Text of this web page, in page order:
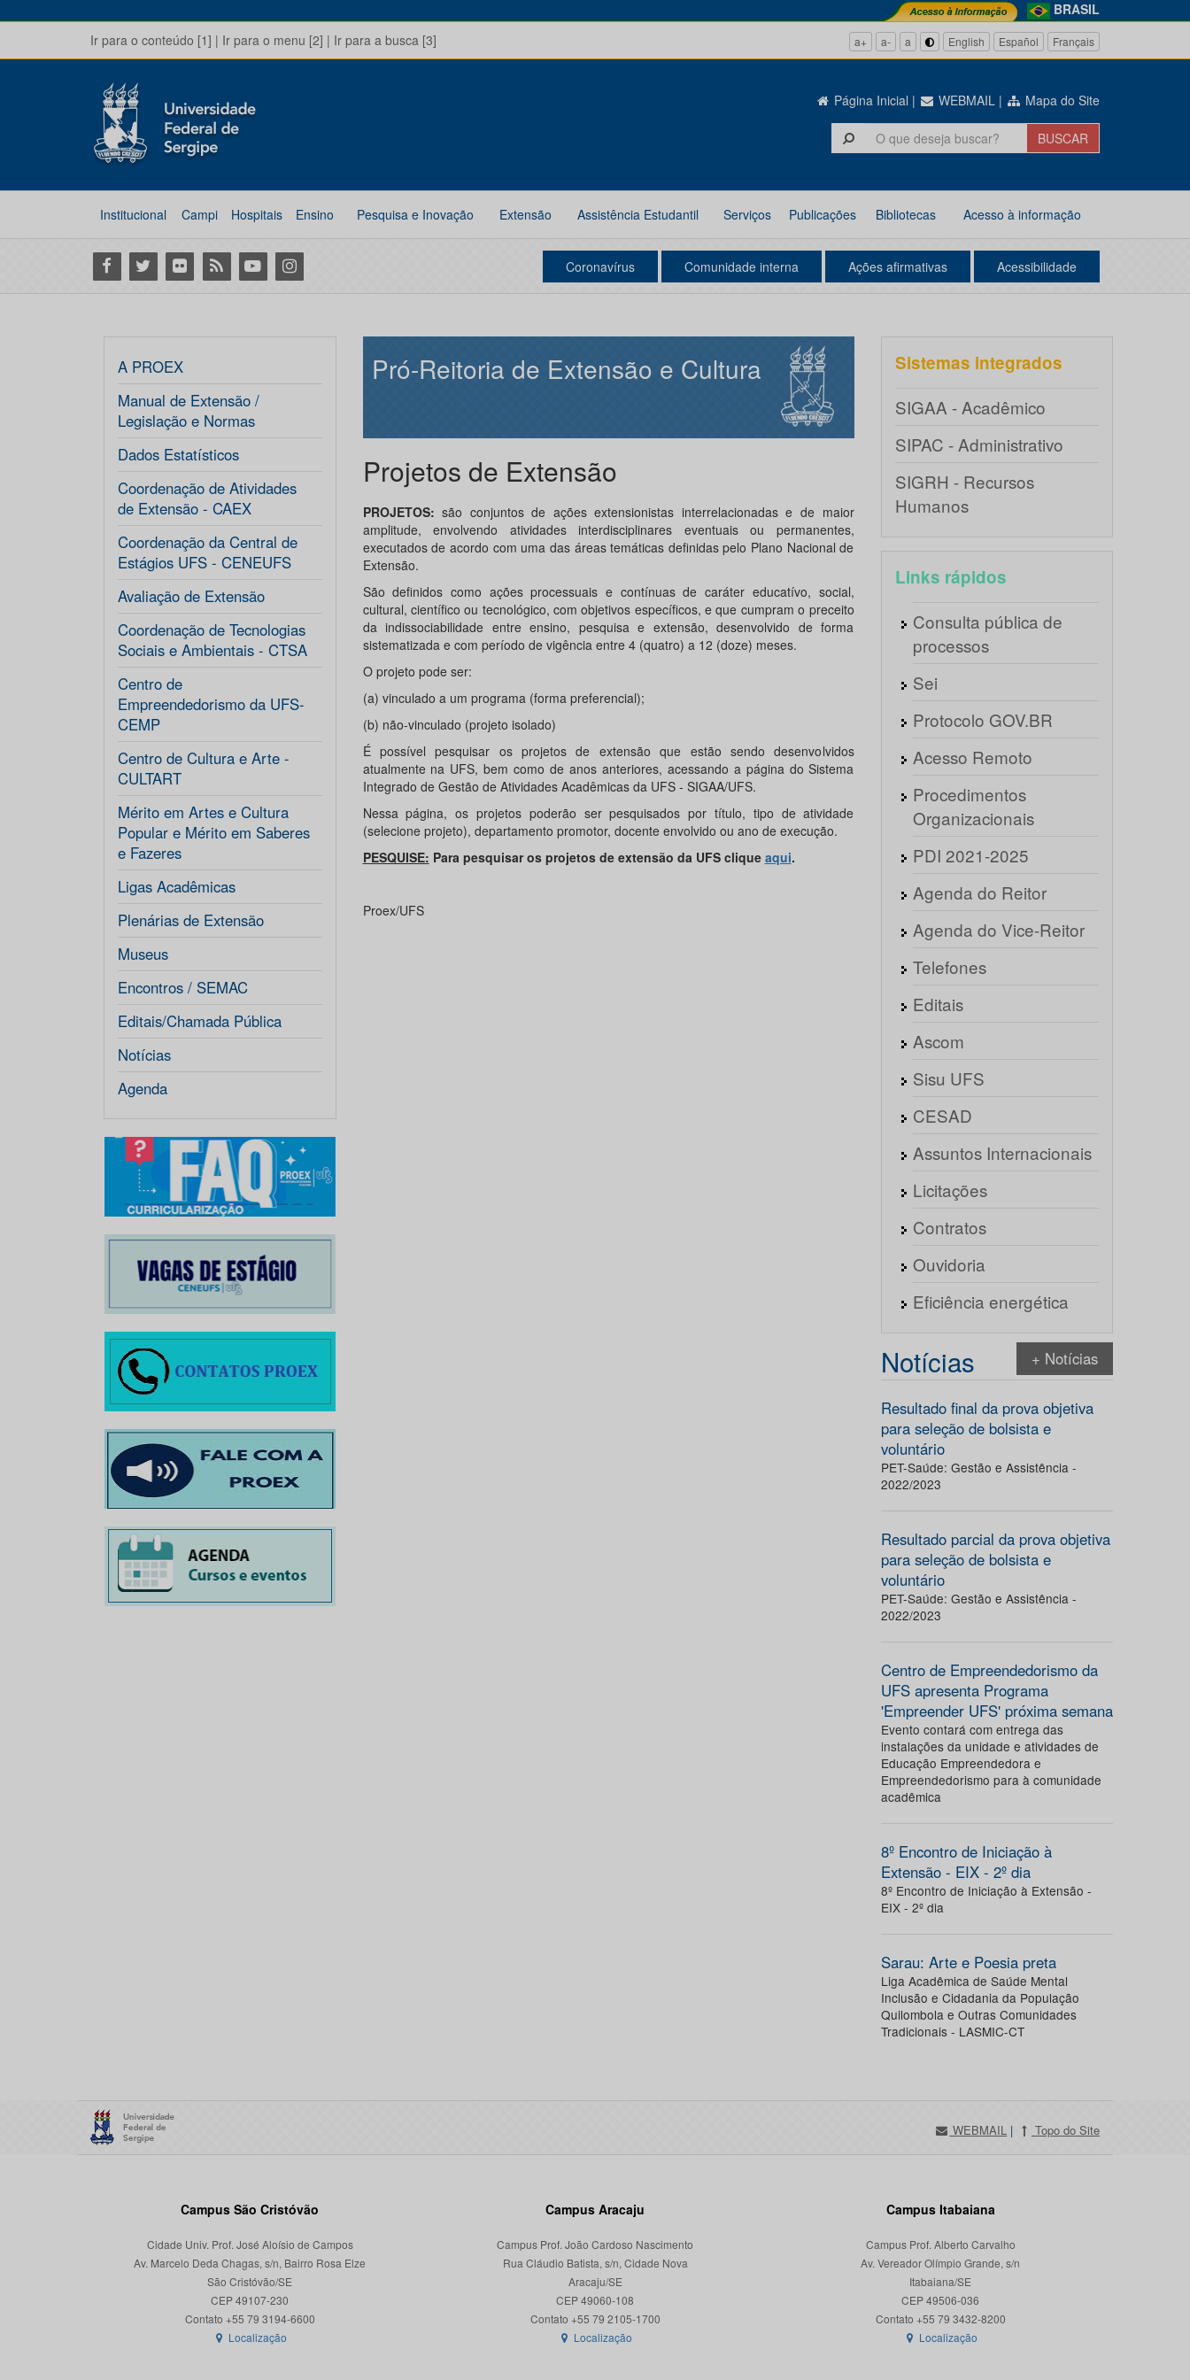
BRASIL
Ir para o conteúdo [1] | Ir para o menu [2] | Ir para a busca [3] a+ a- a English Español Français
Página Inicial | WEBMAIL | Mapa do Site
Institucional Campi Hospitais Ensino Pesquisa e Inovação Extensão Assistência Estudantil Serviços Publicações Bibliotecas Acesso à informação
Facebook
Twitter Flickr RSS YoutubeInstagram Coronavírus Comunidade interna Ações afirmativas Acessibilidade
A PROEX
Manual de Extensão /
Legislação e Normas
Dados Estatísticos
Coordenação de Atividades
de Extensão - CAEX
Coordenação da Central de
Estágios UFS - CENEUFS
Avaliação de Extensão
Coordenação de Tecnologias
Sociais e Ambientais - CTSA
Centro de
Empreendedorismo da UFS-
CEMP
Centro de Cultura e Arte -
CULTART
Mérito em Artes e Cultura
Popular e Mérito em Saberes
e Fazeres
Ligas Acadêmicas
Plenárias de Extensão
Museus
Encontros / SEMAC
Editais/Chamada Pública
Notícias
Agenda
Pró-Reitoria de Extensão e Cultura
Projetos de Extensão
PROJETOS:são conjuntos de ações extensionistas interrelacionadas e de maior
amplitude, envolvendo atividades interdisciplinares eventuais ou permanentes,
executados de acordo com uma das áreas temáticas definidas pelo Plano Nacional de
Extensão.
São definidos como ações processuais e contínuas de caráter educatívo, social,
cultural, científico ou tecnológico, com objetivos específicos, e que cumpram o preceito
da indissociabilidade entre ensino, pesquisa e extensão, desenvolvido de forma
sistematizada e com período de vigência entre 4 (quatro) a 12 (doze) meses.
O projeto pode ser:
(a) vinculado a um programa (forma preferencial);
(b) não-vinculado (projeto isolado)
É possível pesquisar os projetos de extensão que estão sendo desenvolvidos
atualmente na UFS, bem como de anos anteriores, acessando a página do Sistema
Integrado de Gestão de Atividades Acadêmicas da UFS - SIGAA/UFS.
Nessa página, os projetos poderão ser pesquisados por título, tipo de atividade
(selecione projeto), departamento promotor, docente envolvido ou ano de execução.
PESQUISE: Para pesquisar os projetos de extensão da UFS clique aqui.
Proex/UFS
Sistemas integrados
SIGAA - Acadêmico
SIPAC - Administrativo
SIGRH - Recursos
Humanos
Links rápidos
Consulta pública de
processos
Sei
Protocolo GOV.BR
Acesso Remoto
Procedimentos
Organizacionais
PDI 2021-2025
Agenda do Reitor
Agenda do Vice-Reitor
Telefones
Editais
Ascom
Sisu UFS
CESAD
Assuntos Internacionais
Licitações
Contratos
Ouvidoria
Eficiência energética
Notícias + Notícias
Resultado final da prova objetiva
para seleção de bolsista e
voluntário
PET-Saúde: Gestão e Assistência -
2022/2023
Resultado parcial da prova objetiva
para seleção de bolsista e
voluntário
PET-Saúde: Gestão e Assistência -
2022/2023
Centro de Empreendedorismo da
UFS apresenta Programa
'Empreender UFS' próxima semana
Evento contará com entrega das
instalações da unidade e atividades de
Educação Empreendedora e
Empreendedorismo para à comunidade
acadêmica
8º Encontro de Iniciação à
Extensão - EIX - 2º dia
8º Encontro de Iniciação à Extensão -
EIX - 2º dia
Sarau: Arte e Poesia preta
Liga Acadêmica de Saúde Mental
Inclusão e Cidadania da População
Quilombola e Outras Comunidades
Tradicionais - LASMIC-CT
WEBMAIL | Topo do Site
Campus São Cristóvão
Cidade Univ. Prof. José Aloísio de Campos
Av. Marcelo Deda Chagas, s/n, Bairro Rosa Elze
São Cristóvão/SE
CEP 49107-230
Localização
Campus Aracaju
Campus Prof. João Cardoso Nascimento
Rua Cláudio Batista, s/n, Cidade Nova
Aracaju/SE
CEP 49060-108
Localização
Campus Itabaiana
Campus Prof. Alberto Carvalho
Av. Vereador Olímpio Grande, s/n
Itabaiana/SE
CEP 49506-036
Localização